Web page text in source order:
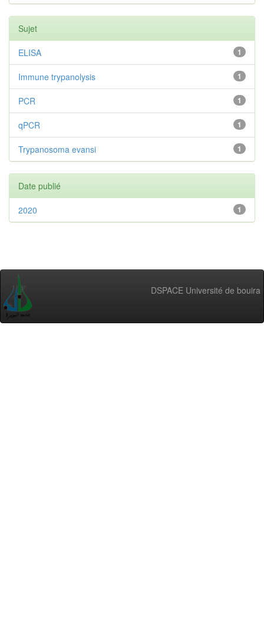
Sujet
1
ELISA
1
Immune trypanolysis
1
PCR
1
qPCR
1
Trypanosoma evansi
Date publié
1
2020
DSPACE Université de bouira